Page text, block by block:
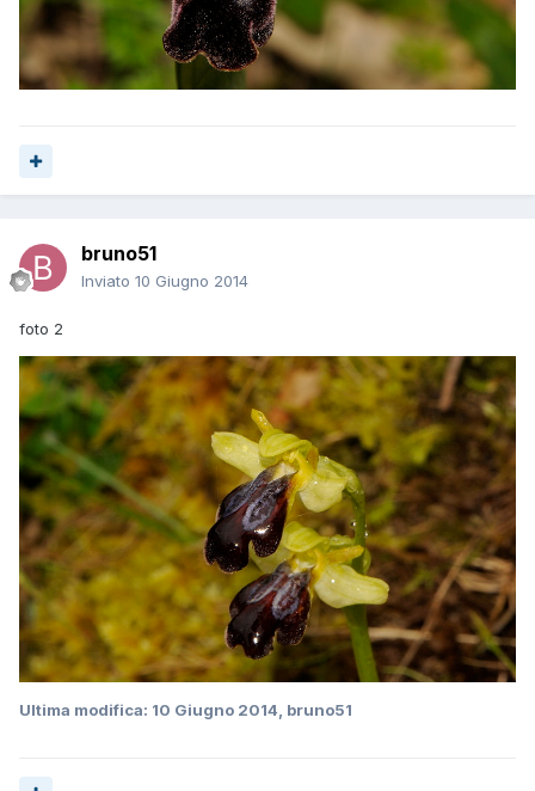
bruno51
Inviato 10 Giugno 2014
foto 2
Ultima modifica: 10 Giugno 2014, bruno51